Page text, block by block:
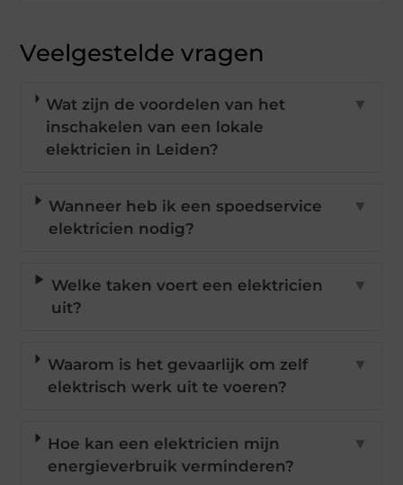
Veelgestelde vragen
Wat zijn de voordelen van het
inschakelen van een lokale
elektricien in Leiden?
▼
Wanneer heb ik een spoedservice
elektricien nodig?
▼
Welke taken voert een elektricien
uit?
▼
Waarom is het gevaarlijk om zelf
elektrisch werk uit te voeren?
▼
Hoe kan een elektricien mijn
energieverbruik verminderen?
▼